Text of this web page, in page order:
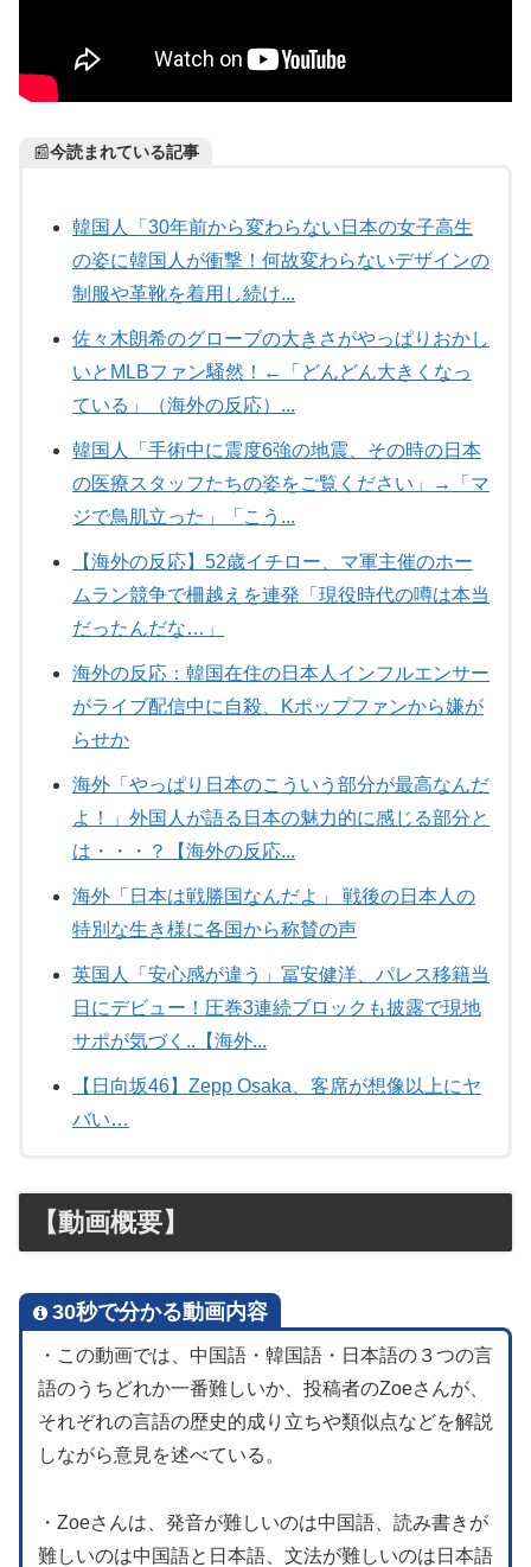
📰今読まれている記事
韓国人「30年前から変わらない日本の女子高生
の姿に韓国人が衝撃！何故変わらないデザインの
制服や革靴を着用し続け...
佐々木朗希のグローブの大きさがやっぱりおかし
いとMLBファン騒然！←「どんどん大きくなっ
ている」（海外の反応）...
韓国人「手術中に震度6強の地震、その時の日本
の医療スタッフたちの姿をご覧ください」→「マ
ジで鳥肌立った」「こう...
【海外の反応】52歳イチロー、マ軍主催のホー
ムラン競争で柵越えを連発「現役時代の噂は本当
だったんだな…」
海外の反応：韓国在住の日本人インフルエンサー
がライブ配信中に自殺、Kポップファンから嫌が
らせか
海外「やっぱり日本のこういう部分が最高なんだ
よ！」外国人が語る日本の魅力的に感じる部分と
は・・・？【海外の反応...
海外「日本は戦勝国なんだよ」 戦後の日本人の
特別な生き様に各国から称賛の声
英国人「安心感が違う」冨安健洋、パレス移籍当
日にデビュー！圧巻3連続ブロックも披露で現地
サポが気づく..【海外...
【日向坂46】Zepp Osaka、客席が想像以上にヤ
バい…
【動画概要】
30秒で分かる動画内容
・この動画では、中国語・韓国語・日本語の３つの言
語のうちどれか一番難しいか、投稿者のZoeさんが、
それぞれの言語の歴史的成り立ちや類似点などを解説
しながら意見を述べている。
・Zoeさんは、発音が難しいのは中国語、読み書きが
難しいのは中国語と日本語、文法が難しいのは日本語